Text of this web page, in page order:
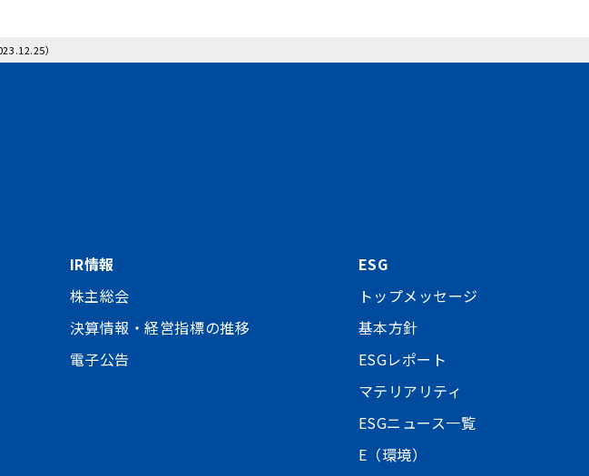
）
IR情報
株主総会
決算情報・経営指標の推移
電子公告
ESG
トップメッセージ
基本方針
ESGレポート
マテリアリティ
ESGニュース一覧
E（環境）